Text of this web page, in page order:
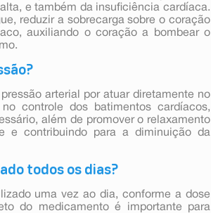
e também da insuficiência cardíaca.
reduzir a sobrecarga sobre o coração
auxiliando o coração a bombear o
arterial por atuar diretamente no
controle dos batimentos cardíacos,
além de promover o relaxamento
e contribuindo para a diminuição da
todos os dias?
uma vez ao dia, conforme a dose
do medicamento é importante para